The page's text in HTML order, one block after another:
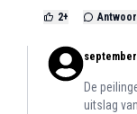
2+
september
De
uitslag